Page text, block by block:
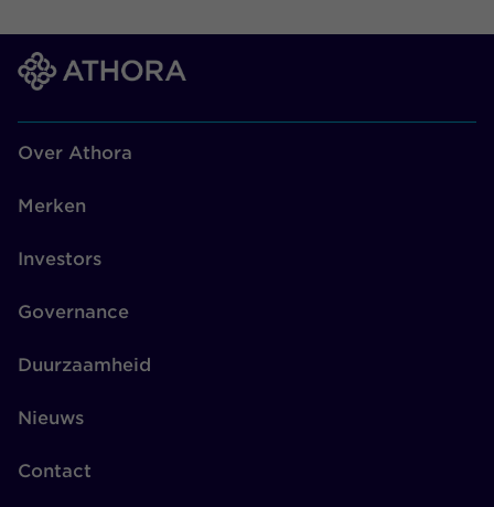
Over Athora
Merken
Investors
Governance
Duurzaamheid
Nieuws
Contact